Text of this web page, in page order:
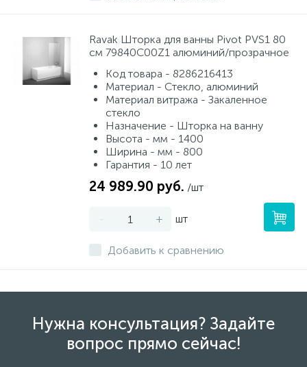
Ravak Шторка для ванны Pivot PVS1 80
см 79840C00Z1 алюминий/прозрачное
Код товара - 8286216413
Материал - Стекло, алюминий
Материал витража - Закаленное
стекло
Назначение - Шторка на ванну
Высота - мм - 1400
Ширина - мм - 800
Гарантия - 10 лет
24 989.90 руб. /шт
- + шт
Добавить к сравнению
Нужна консультация? Задайте
вопрос прямо сейчас!